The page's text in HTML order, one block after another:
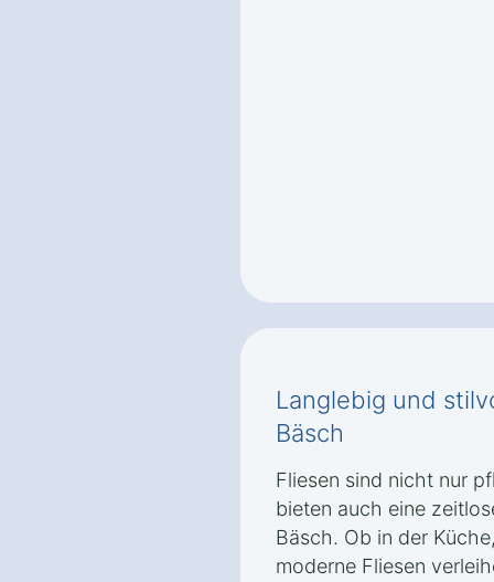
Langlebig und
Bäsch
Fliesen sind nicht nur
bieten auch eine
Bäsch. Ob in der
moderne Fliesen